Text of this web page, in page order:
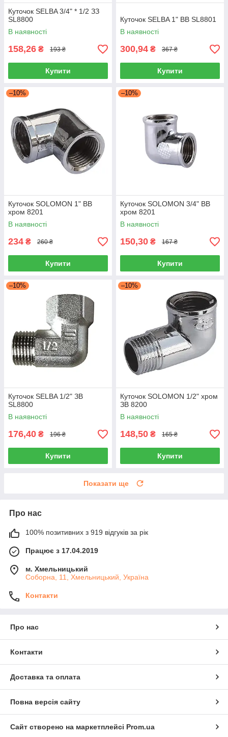
Куточок SELBA 3/4" * 1/2 ЗЗ
SL8800
В наявності
158,26 ₴ 193 ₴
Купити
Куточок SELBA 1" ВВ SL8801
В наявності
300,94 ₴ 367 ₴
Купити
–10%
Куточок SOLOMON 1" ВВ
хром 8201
В наявності
234 ₴ 260 ₴
Купити
–10%
Куточок SOLOMON 3/4" ВВ
хром 8201
В наявності
150,30 ₴ 167 ₴
Купити
–10%
Куточок SELBA 1/2" ЗВ
SL8800
В наявності
176,40 ₴ 196 ₴
Купити
–10%
Куточок SOLOMON 1/2" хром
ЗВ 8200
В наявності
148,50 ₴ 165 ₴
Купити
Показати ще
Про нас
100% позитивних з 919 відгуків за рік
Працює з 17.04.2019
м. Хмельницький
Соборна, 11, Хмельницький, Україна
Контакти
Про нас
Контакти
Доставка та оплата
Повна версія сайту
Сайт створено на маркетплейсі Prom.ua